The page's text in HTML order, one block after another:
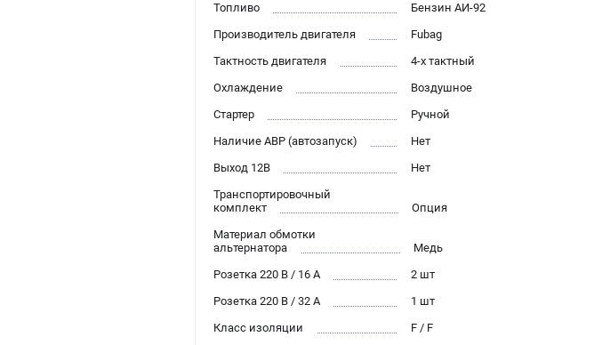
Топливо
Бензин АИ-92
Производитель двигателя
Fubag
Тактность двигателя
4-х тактный
Охлаждение
Воздушное
Стартер
Ручной
Наличие АВР (автозапуск)
Нет
Выход 12В
Нет
Транспортировочный
комплект
Опция
Материал обмотки
альтернатора
Медь
Розетка 220 В / 16 А
2 шт
Розетка 220 В / 32 А
1 шт
Класс изоляции
F / F